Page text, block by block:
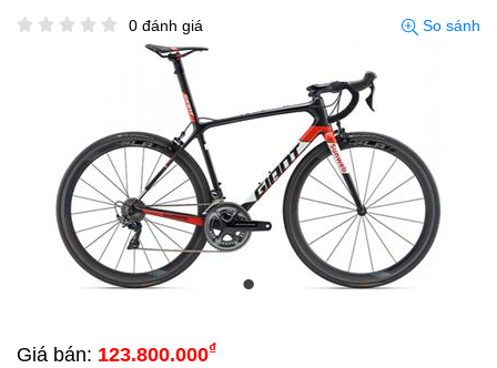
0 đánh giá
So sánh
Giá bán: 123.800.000₫